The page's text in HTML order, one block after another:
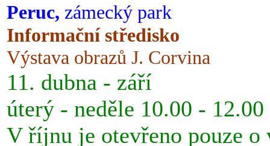
Peruc, zámecký park
Informační středisko
Výstava obrazů J. Corvina
11. dubna - září
úterý - neděle 10.00 -
V říjnu je otevřeno pouze o